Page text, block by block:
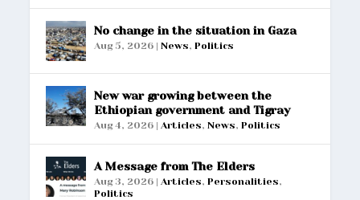
No change in the situation in Gaza
Aug 5, 2026 |News,Politics
New war growing between the
Ethiopian government and Tigray
Aug 4, 2026 |Articles,News,Politics
A Message from The Elders
Aug 3, 2026 |Articles,Personalities,
Politics